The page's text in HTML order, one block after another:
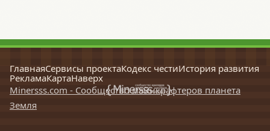
ГлавнаяСервисы проектаКодекс честиИстория развития
РекламаКартаНаверх
Minersss.com - Сообщество майнкрафтеров планета
Земля